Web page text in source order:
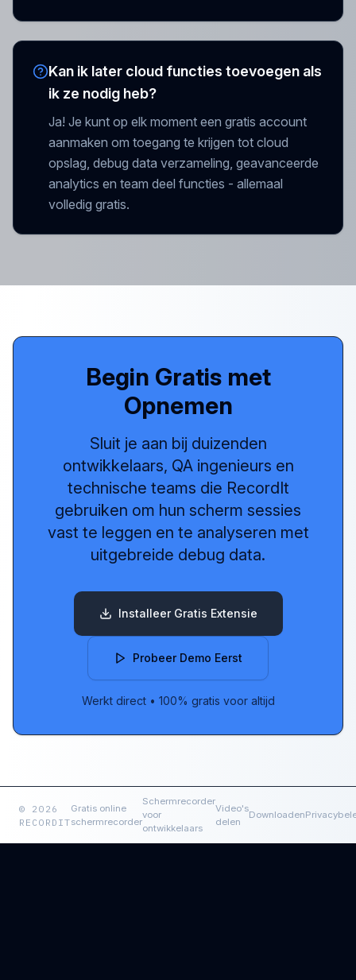
Kan ik later cloud functies toevoegen als
ik ze nodig heb?
Ja! Je kunt op elk moment een gratis account
aanmaken om toegang te krijgen tot cloud
opslag, debug data verzameling, geavanceerde
analytics en team deel functies - allemaal
volledig gratis.
Begin Gratis met
Opnemen
Sluit je aan bij duizenden
ontwikkelaars, QA ingenieurs en
technische teams die RecordIt
gebruiken om hun scherm sessies
vast te leggen en te analyseren met
uitgebreide debug data.
Installeer Gratis Extensie
Probeer Demo Eerst
Werkt direct• 100% gratis voor altijd
© 2026
RECORDIT
Gratis online
schermrecorder
Schermrecorder
voor
ontwikkelaars
Video's
delen
Downloaden